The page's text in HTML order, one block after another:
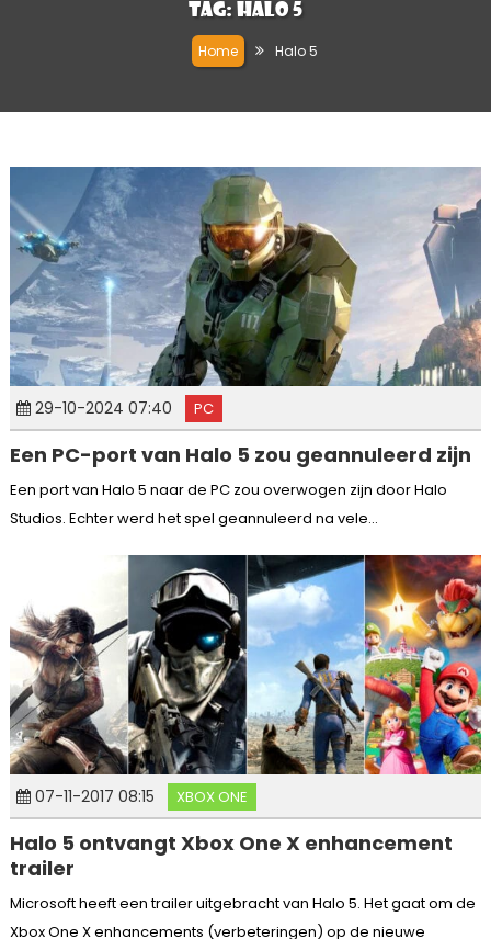
Tag: Halo 5
Home Halo 5
29-10-2024 07:40 PC
Een PC-port van Halo 5 zou geannuleerd zijn
Een port van Halo 5 naar de PC zou overwogen zijn door Halo
Studios. Echter werd het spel geannuleerd na vele...
07-11-2017 08:15 XBOX ONE
Halo 5 ontvangt Xbox One X enhancement
trailer
Microsoft heeft een trailer uitgebracht van Halo 5. Het gaat om de
Xbox One X enhancements (verbeteringen) op de nieuwe